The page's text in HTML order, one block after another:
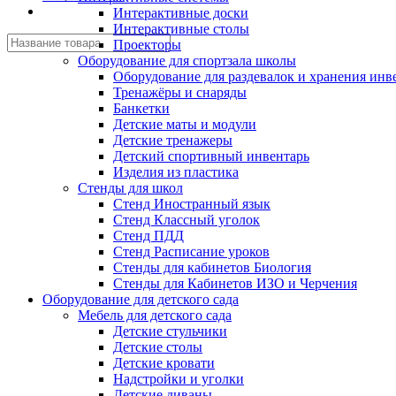
Интерактивные доски
Интерактивные столы
Проекторы
Оборудование для спортзала школы
Оборудование для раздевалок и хранения
Тренажёры и снаряды
Банкетки
Детские маты и модули
Детские тренажеры
Детский спортивный инвентарь
Изделия из пластика
Стенды для школ
Стенд Иностранный язык
Стенд Классный уголок
Стенд ПДД
Стенд Расписание уроков
Стенды для кабинетов Биология
Стенды для Кабинетов ИЗО и Черчения
Оборудование для детского сада
Мебель для детского сада
Детские стульчики
Детские столы
Детские кровати
Надстройки и уголки